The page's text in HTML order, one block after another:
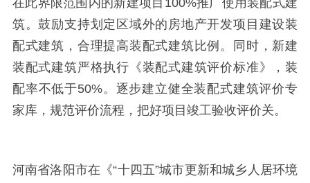
在此界限范围内的新建项目 100%推广使用装配式建
筑。鼓励支持划定区域外的房地产开发项目建设装
配式建筑，合理提高装配式建筑比例。同时，新建
装配式建筑严格执行《装配式建筑评价标准》，装
配率不低于50%。逐步建立健全装配式建筑评价专
家库，规范评价流程，把好项目竣工验收评价关。
河南省洛阳市在《“十四五”城市更新和城乡人居环境